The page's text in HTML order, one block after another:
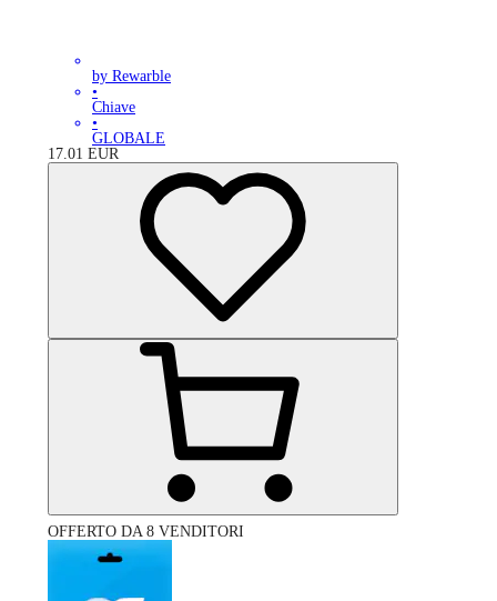
by Rewarble
•
Chiave
•
GLOBALE
17.01 EUR
OFFERTO DA 8 VENDITORI